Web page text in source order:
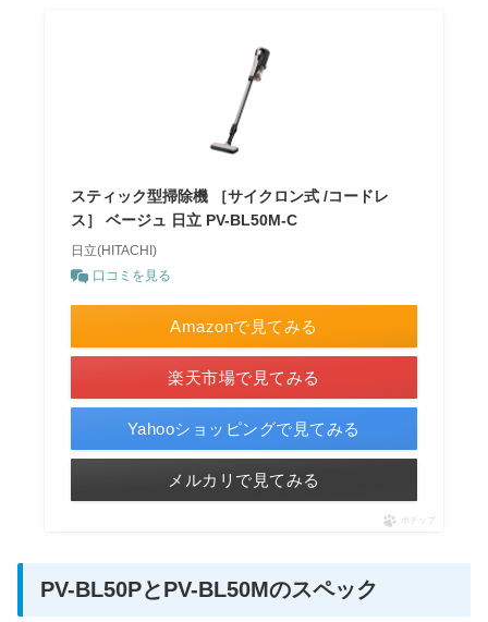
スティック型掃除機 ［サイクロン式 /コードレ
ス］ ベージュ 日立 PV-BL50M-C
日立(HITACHI)
口コミを見る
Amazonで見てみる
楽天市場で見てみる
Yahooショッピングで見てみる
メルカリで見てみる
ポチップ
PV-BL50PとPV-BL50Mのスペック